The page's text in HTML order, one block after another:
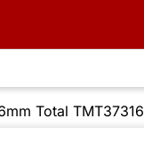
Total TMT37316